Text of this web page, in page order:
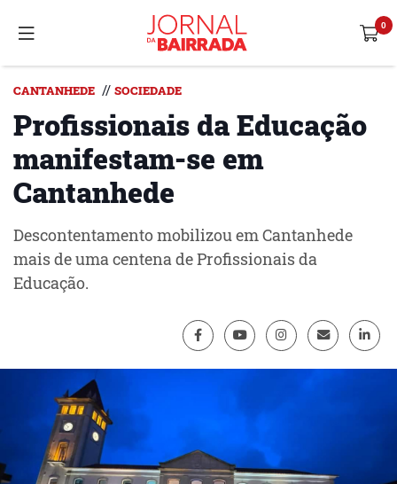
CANTANHEDE // SOCIEDADE
Profissionais da Educação
manifestam-se em
Cantanhede
Descontentamento mobilizou em Cantanhede
mais de uma centena de Profissionais da
Educação.